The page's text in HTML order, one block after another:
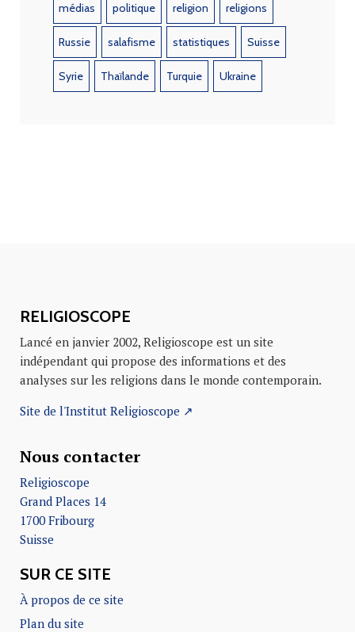
médias politique religion religions
Russie salafisme statistiques Suisse
Syrie Thaïlande Turquie Ukraine
RELIGIOSCOPE
Lancé en janvier 2002, Religioscope est un site
indépendant qui propose des informations et des
analyses sur les religions dans le monde contemporain.
Site de l'Institut Religioscope ↗
Nous contacter
Religioscope
Grand Places 14
1700 Fribourg
Suisse
SUR CE SITE
À propos de ce site
Plan du site